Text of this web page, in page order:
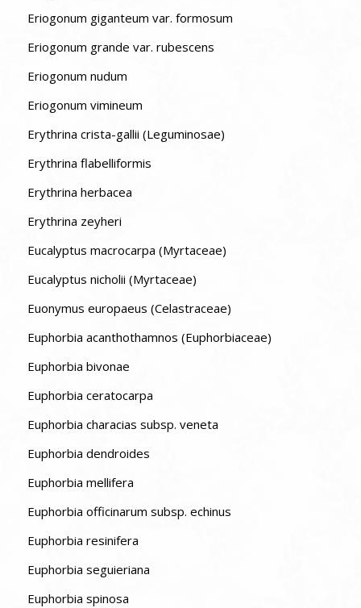
Eriogonum giganteum var. formosum
Eriogonum grande var. rubescens
Eriogonum nudum
Eriogonum vimineum
Erythrina crista-gallii (Leguminosae)
Erythrina flabelliformis
Erythrina herbacea
Erythrina zeyheri
Eucalyptus macrocarpa (Myrtaceae)
Eucalyptus nicholii (Myrtaceae)
Euonymus europaeus (Celastraceae)
Euphorbia acanthothamnos (Euphorbiaceae)
Euphorbia bivonae
Euphorbia ceratocarpa
Euphorbia characias subsp. veneta
Euphorbia dendroides
Euphorbia mellifera
Euphorbia officinarum subsp. echinus
Euphorbia resinifera
Euphorbia seguieriana
Euphorbia spinosa